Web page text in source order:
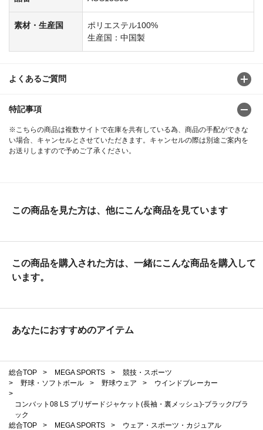
素材・生産国
ポリエステル100%
生産国：中国製
よくあるご質問
特記事項
※こちらの商品は複数サイトで在庫を共有している為、商品の手配ができな
い場合、キャンセルとさせていただきます。キャンセルの際は別途ご案内を
お送りしますので予めご了承ください。
この商品を見た方は、他にこんな商品を見ています
この商品を購入された方は、一緒にこんな商品を購入して
います。
あなたにおすすめのアイテム
総合TOP > MEGA SPORTS >
競技・スポーツ
>
野球・ソフトボール > 野球ウェア >
ウインドブレーカー
>
コンバット08 LS ブリザードジャケット(長袖・裏メッシュ)-ブラック/ブラ
ック
総合TOP
> MEGA SPORTS >
ウェア・スポーツ・カジュアル